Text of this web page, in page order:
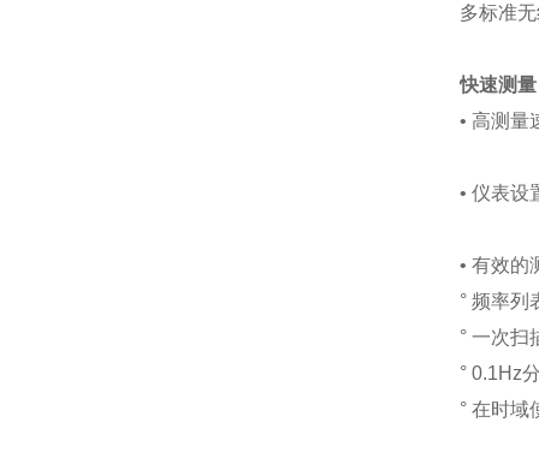
多标准
快速测量
• 高测量
• 仪表设
• 有效的
° 频率列
° 一次扫
° 0.1Hz
° 在时域